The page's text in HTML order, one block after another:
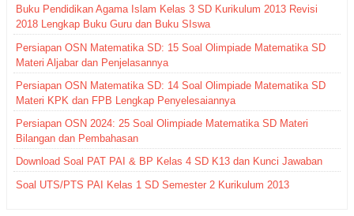
Buku Pendidikan Agama Islam Kelas 3 SD Kurikulum 2013 Revisi
2018 Lengkap Buku Guru dan Buku SIswa
Persiapan OSN Matematika SD: 15 Soal Olimpiade Matematika SD
Materi Aljabar dan Penjelasannya
Persiapan OSN Matematika SD: 14 Soal Olimpiade Matematika SD
Materi KPK dan FPB Lengkap Penyelesaiannya
Persiapan OSN 2024: 25 Soal Olimpiade Matematika SD Materi
Bilangan dan Pembahasan
Download Soal PAT PAI & BP Kelas 4 SD K13 dan Kunci Jawaban
Soal UTS/PTS PAI Kelas 1 SD Semester 2 Kurikulum 2013